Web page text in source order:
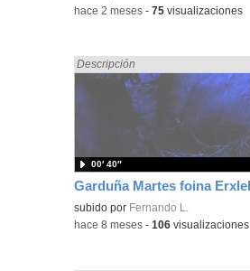
-hace 2 meses -75 visualizaciones
Encontrado «ANIMALES» en:
Descripción
Contenido educativo.
subido por Fernando L.
00′ 40″
-hace 8 meses -106 visualizaciones